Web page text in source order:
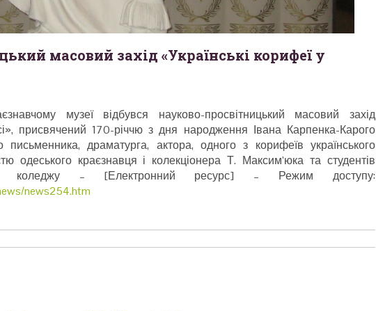
масовий захід «Українські корифеї у
музеї відбувся науково-просвітницький масовий захід
присвячений 170-річчю з дня народження Івана Карпенка-Карого
письменника, драматурга, актора, одного з корифеїв українського
одеського краєзнавця і колекціонера Т. Максим’юка та студентів
коледжу – [Електронний ресурс] – Режим доступу:
news254.htm